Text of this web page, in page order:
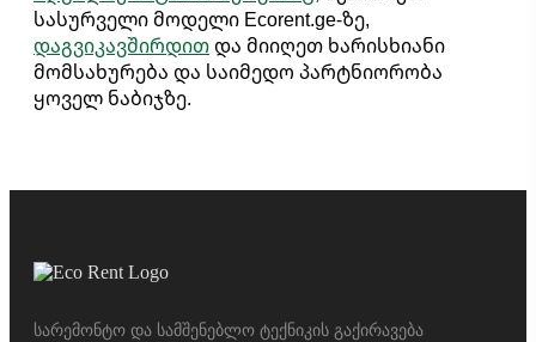
სასურველი მოდელი Ecorent.ge-ზე,
დაგვიკავშირდითდა მიიღეთ ხარისხიანი
მომსახურება და საიმედო პარტნიორობა
ყოველ ნაბიჯზე.
სარემონტო და სამშენებლო ტექნიკის გაქირავება